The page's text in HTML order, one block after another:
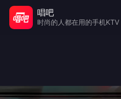
唱吧
时尚的人都在用的手机KTV